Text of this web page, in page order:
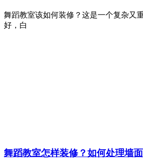
舞蹈教室该如何装修？这是一个复杂又
好，白
舞蹈教室怎样装修？如何处理墙